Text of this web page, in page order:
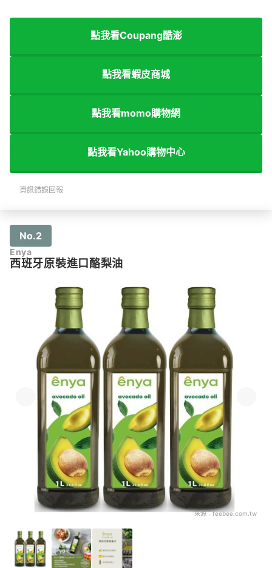
點我看Coupang酷澎
點我看蝦皮商城
點我看momo購物網
點我看Yahoo購物中心
資訊錯誤回報
No.2
Enya
西班牙原裝進口酪梨油
來源：feebee.com.tw